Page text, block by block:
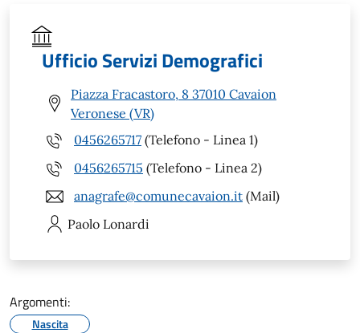
Ufficio Servizi Demografici
Piazza Fracastoro, 8 37010 Cavaion
Veronese (VR)
0456265717 (Telefono - Linea 1)
0456265715 (Telefono - Linea 2)
anagrafe@comunecavaion.it (Mail)
Paolo Lonardi
Argomenti:
Nascita